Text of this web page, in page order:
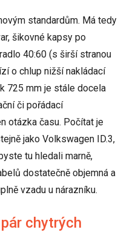
standardům. Má tedy
šikovné kapsy po
40:60 (s širší stranou
o chlup nižší nakládací
725 mm je stále docela
či pořádací
otázka času. Počítat je
jako Volkswagen ID.3,
tu hledali marně,
dostatečně objemná a
vzadu u nárazníku.
chytrých